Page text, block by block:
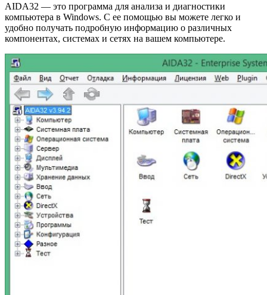
AIDA32 — это программа для анализа и диагностики
компьютера в Windows. С ее помощью вы можете легко и
удобно получать подробную информацию о различных
компонентах, системах и сетях на вашем компьютере.